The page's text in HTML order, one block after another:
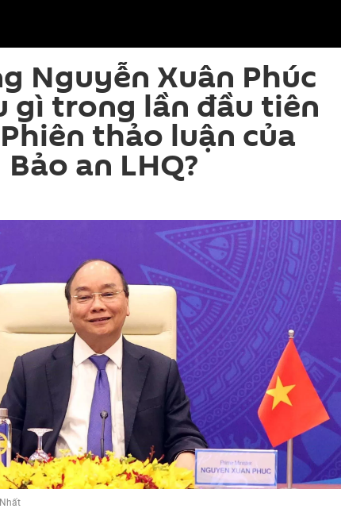
Nguyễn Xuân Phúc
gì trong lần đầu tiên
thảo luận của
an LHQ?